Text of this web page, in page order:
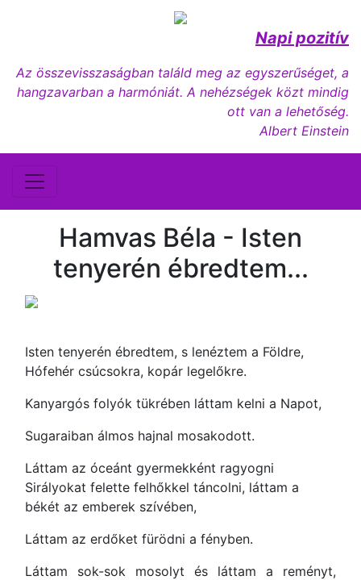
Napi pozitív
Az összevisszaságban találd meg az egyszerűséget, a
hangzavarban a harmóniát. A nehézségek közt mindig
ott van a lehetőség.
Albert Einstein
Hamvas Béla - Isten
tenyerén ébredtem...
Isten tenyerén ébredtem, s lenéztem a Földre,
Hófehér csúcsokra, kopár legelőkre.
Kanyargós folyók tükrében láttam kelni a Napot,
Sugaraiban álmos hajnal mosakodott.
Láttam az óceánt gyermekként ragyogni
Sirályokat felette felhőkkel táncolni, láttam a
békét az emberek szívében,
Láttam az erdőket fürödni a fényben.
Láttam sok-sok mosolyt és láttam a reményt,